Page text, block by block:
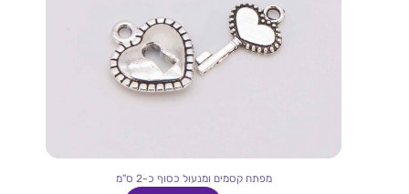
מפתח קסמים ומנעול כסוף כ-2 ס"מ